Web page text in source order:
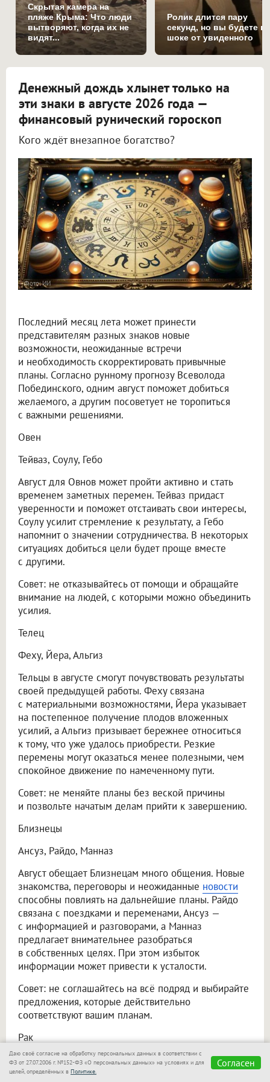
Скрытая камера на
пляже Крыма: Что люди
вытворяют, когда их не
видят...
Ролик длится пару
секунд, но вы будете в
шоке от увиденного
Денежный дождь хлынет только на
эти знаки в августе 2026 года —
финансовый рунический гороскоп
Кого ждёт внезапное богатство?
Фото: ИИ
Последний месяц лета может принести
представителям разных знаков новые
возможности, неожиданные встречи
и необходимость скорректировать привычные
планы. Согласно рунному прогнозу Всеволода
Побединского, одним август поможет добиться
желаемого, а другим посоветует не торопиться
с важными решениями.
Овен
Тейваз, Соулу, Гебо
Август для Овнов может пройти активно и стать
временем заметных перемен. Тейваз придаст
уверенности и поможет отстаивать свои интересы,
Соулу усилит стремление к результату, а Гебо
напомнит о значении сотрудничества. В некоторых
ситуациях добиться цели будет проще вместе
с другими.
Совет: не отказывайтесь от помощи и обращайте
внимание на людей, с которыми можно объединить
усилия.
Телец
Феху, Йера, Альгиз
Тельцы в августе смогут почувствовать результаты
своей предыдущей работы. Феху связана
с материальными возможностями, Йера указывает
на постепенное получение плодов вложенных
усилий, а Альгиз призывает бережнее относиться
к тому, что уже удалось приобрести. Резкие
перемены могут оказаться менее полезными, чем
спокойное движение по намеченному пути.
Совет: не меняйте планы без веской причины
и позвольте начатым делам прийти к завершению.
Близнецы
Ансуз, Райдо, Манназ
Август обещает Близнецам много общения. Новые
знакомства, переговоры и неожиданные новости
способны повлиять на дальнейшие планы. Райдо
связана с поездками и переменами, Ансуз —
с информацией и разговорами, а Манназ
предлагает внимательнее разобраться
в собственных целях. При этом избыток
информации может привести к усталости.
Совет: не соглашайтесь на всё подряд и выбирайте
предложения, которые действительно
соответствуют вашим планам.
Рак
Беркана, Лагуз, Ингуз
Даю своё согласие на обработку персональных данных в соответствии с
ФЗ от 27.07.2006 г. №152-ФЗ «О персональных данных» на условиях и для
целей, определённых в Политике.
Согласен